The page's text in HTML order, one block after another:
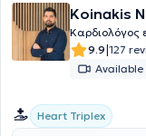
Koinakis
Καρδιολόγος
9.9|127
Heart Triplex